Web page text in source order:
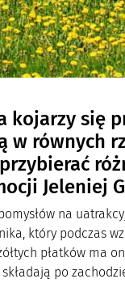
kojarzy się
w równych
Jeleniej
na
który podczas
płatków ma
składają po